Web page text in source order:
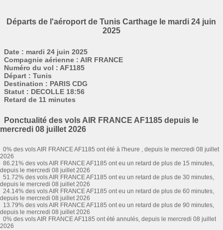
Départs de l'aéroport de Tunis Carthage le mardi 24 juin
2025
Date : mardi 24 juin 2025
Compagnie aérienne : AIR FRANCE
Numéro du vol : AF1185
Départ : Tunis
Destination : PARIS CDG
Statut : DECOLLE 18:56
Retard de 11 minutes
Ponctualité des vols AIR FRANCE AF1185 depuis le
mercredi 08 juillet 2026
0% des vols AIR FRANCE AF1185 ont été à l'heure , depuis le mercredi 08 juillet
2026
86.21% des vols AIR FRANCE AF1185 ont eu un retard de plus de 15 minutes,
depuis le mercredi 08 juillet 2026
51.72% des vols AIR FRANCE AF1185 ont eu un retard de plus de 30 minutes,
depuis le mercredi 08 juillet 2026
24.14% des vols AIR FRANCE AF1185 ont eu un retard de plus de 60 minutes,
depuis le mercredi 08 juillet 2026
13.79% des vols AIR FRANCE AF1185 ont eu un retard de plus de 90 minutes,
depuis le mercredi 08 juillet 2026
0% des vols AIR FRANCE AF1185 ont été annulés, depuis le mercredi 08 juillet
2026